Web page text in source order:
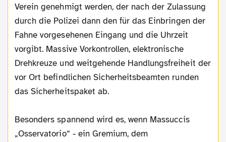
Verein genehmigt werden, der nach der Zulassung
durch die Polizei dann den für das Einbringen der
Fahne vorgesehenen Eingang und die Uhrzeit
vorgibt. Massive Vorkontrollen, elektronische
Drehkreuze und weitgehende Handlungsfreiheit der
vor Ort befindlichen Sicherheitsbeamten runden
das Sicherheitspaket ab.
Besonders spannend wird es, wenn Massuccis
„Osservatorio“ - ein Gremium, dem